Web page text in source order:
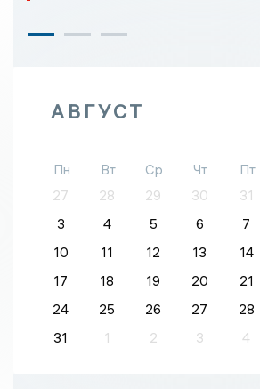
АВГУСТ
Пн Вт Ср Чт Пт
27
28 29 30 31
3
4 5 6 7
10
11 12 13 14
17
18 19 20 21
24
25 26 27 28
31
1 2 3 4